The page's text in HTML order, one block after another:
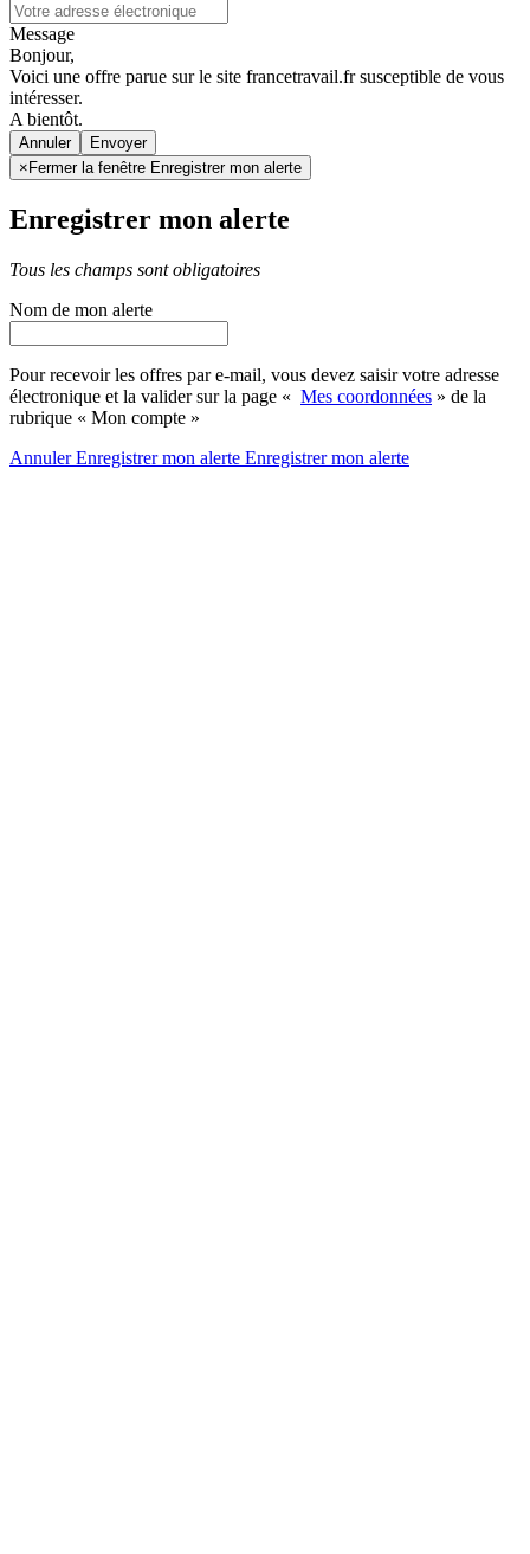
Message
Bonjour,
Voici une offre parue sur le site francetravail.fr susceptible de vous
intéresser.
A bientôt.
Annuler
× Fermer la fenêtre Enregistrer mon alerte
Enregistrer mon alerte
Tous les champs sont obligatoires
Nom de mon alerte
Pour recevoir les offres par e-mail, vous devez saisir votre adresse
électronique et la valider sur la page « Mes coordonnées » de la
rubrique « Mon compte »
AnnulerEnregistrer mon alerte Enregistrermon alerte